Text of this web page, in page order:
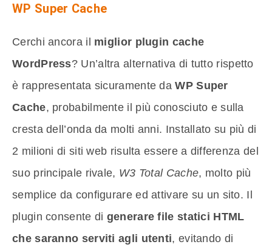
WP Super Cache
Cerchi ancora il miglior plugin cache
WordPress? Un’altra alternativa di tutto rispetto
è rappresentata sicuramente daWP Super
Cache, probabilmente il più conosciuto e sulla
cresta dell’onda da molti anni. Installato su più di
2 milioni di siti web risulta essere a differenza del
suo principale rivale, W3 Total Cache, molto più
semplice da configurare ed attivare su un sito. Il
plugin consente di generare file statici HTML
che saranno serviti agli utenti, evitando di